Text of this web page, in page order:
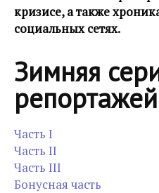
кризисе, а также
социальных сетях.
Зимняя
Часть I
Часть II
Часть III
Бонусная часть